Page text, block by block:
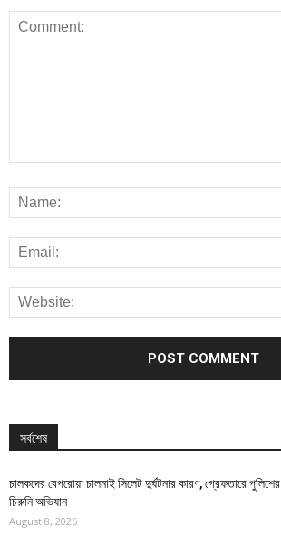
সর্বশেষ
চালকদের বেপরোয়া চালনাই সিলেট দুর্ঘটনার কারণ, গ্রেফতারে পুলিশের
চিরুনি অভিযান
August 8, 2026